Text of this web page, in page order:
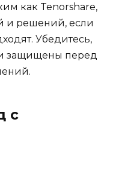
как Tenorshare,
и решений, если
Убедитесь,
защищены перед
с